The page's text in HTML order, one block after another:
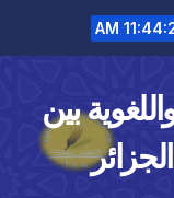
11:44:25
بين